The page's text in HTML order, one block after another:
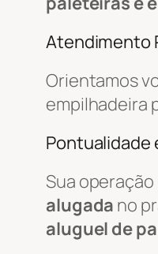
Atendimento
Orientamos
empilhadeira
Pontualidade
Sua
alugada no
aluguel de